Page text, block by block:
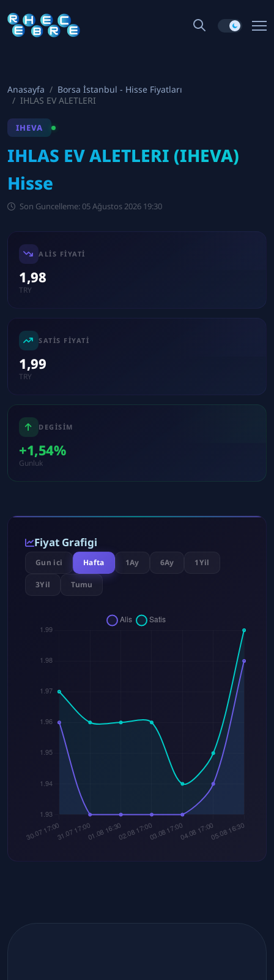
Anasayfa
Borsa İstanbul - Hisse Fiyatları
IHLAS EV ALETLERI
IHEVA
IHLAS EV ALETLERI (IHEVA)
Hisse
Son Guncelleme: 05 Ağustos 2026 19:30
ALIS FIYATI
1,98
TRY
SATIS FIYATI
1,99
TRY
DEGISIM
+1,54%
Gunluk
Fiyat Grafigi
Gun ici Hafta 1Ay 6Ay 1Yil
3Yil Tumu